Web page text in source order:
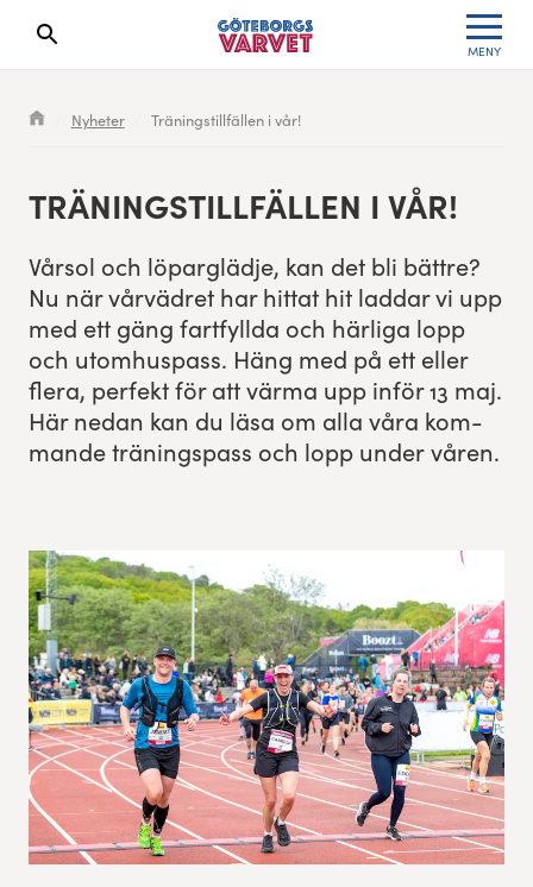
MENY
Sökresultaten dyker upp här
Nyheter Träningstillfällen i vår!
TRÄN­INGSTILLFÄLLEN I VÅR!
Vår­sol och löpar­gläd­je, kan det bli bät­tre?
Nu när vårvä­dret har hit­tat hit lad­dar vi upp
med ett gäng fart­fyll­da och härli­ga lopp
och utomhus­pass. Häng med på ett eller
flera, per­fekt för att vär­ma upp inför13 maj.
Här nedan kan du läsa om alla våra kom­
mande trän­ingspass och lopp under våren.
Seedningsregler
Bana
Göteborgsvarvet Expo
Löparinspiration och träning
Spring för välgörenhet
Res, bo, upplev
Hållbarhet
Göteborgsvarvets historia
Funktionär/Volontär
Cityvarvet
Minivarvet
Lilla Varvet
Varvetmilen
Leverantörer
Partners Varvetveckan
Partnerportal
Anmälan